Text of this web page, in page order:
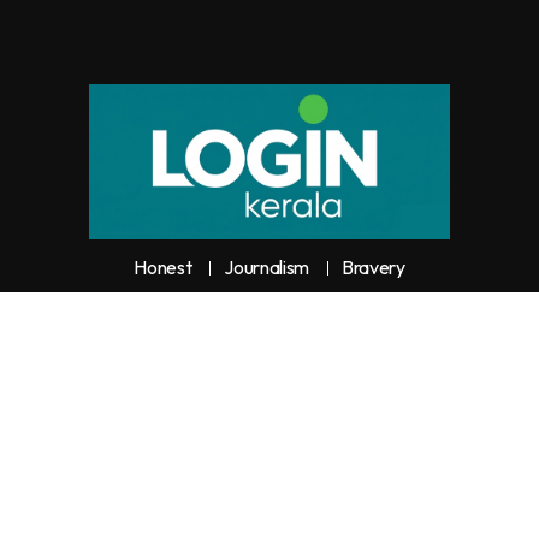
Honest Journalism Bravery